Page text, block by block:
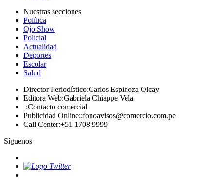
Nuestras secciones
Política
Ojo Show
Policial
Actualidad
Deportes
Escolar
Salud
Director Periodístico:Carlos Espinoza Olcay
Editora Web:Gabriela Chiappe Vela
-:Contacto comercial
Publicidad Online::fonoavisos@comercio.com.pe
Call Center:+51 1708 9999
Síguenos